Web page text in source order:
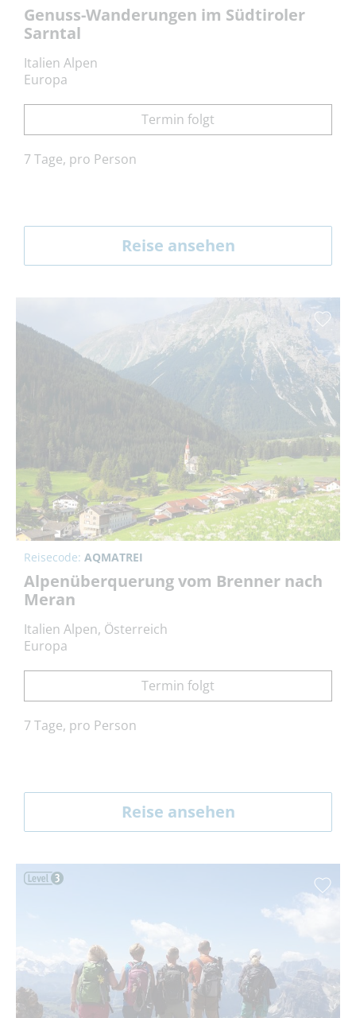
Genuss-Wanderungen im Südtiroler
Sarntal
Italien Alpen
Europa
Termin folgt
7 Tage, pro Person
Reise ansehen
Reisecode: AQMATREI
Alpenüberquerung vom Brenner nach
Meran
Italien Alpen, Österreich
Europa
Termin folgt
7 Tage, pro Person
Reise ansehen